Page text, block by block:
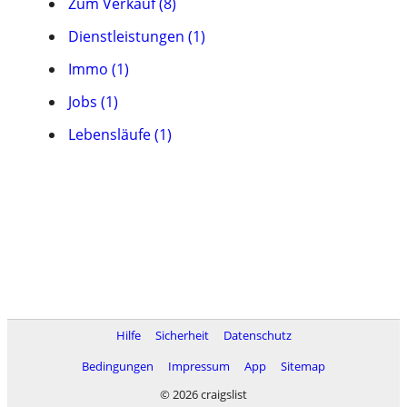
Dienstleistungen (1)
Immo (1)
Jobs (1)
Lebensläufe (1)
Hilfe Sicherheit
Datenschutz
Bedingungen
Impressum App
Sitemap
© 2026 craigslist